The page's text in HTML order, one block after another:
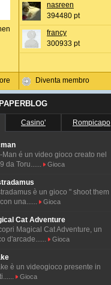
nasreen
394480 pt
francy
300933 pt
Diventa membro
Casino' Rompicapo
Man é un video gioco creato nel
da Toru......
Gioca
è un gioco " shoot them
una......
Gioca
Cat Adventure
Magical Cat Adventure, un
d'arcade......
Gioca
è un videogioco presente in
Gioca